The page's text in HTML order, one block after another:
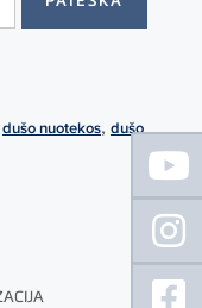
dušo nuotekos,dušo
Floating